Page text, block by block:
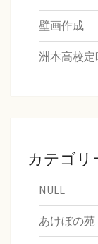
壁画作成
洲本高校
カテゴリ
NULL
あけぼの苑